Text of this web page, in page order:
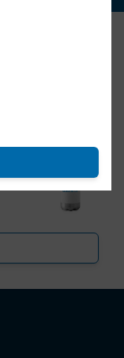
collezione firmata